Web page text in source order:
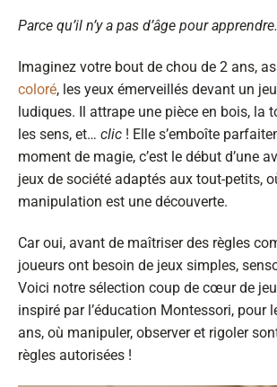
Parce qu’il n’y a pas d’âge pour
Imaginez votre bout de chou de 2 ans,
coloré, les yeux émerveillés devant un
ludiques. Il attrape une pièce en bois, la
les sens, et… clic ! Elle s’emboîte
moment de magie, c’est le début d’une
jeux de société adaptés aux tout-petits,
manipulation est une découverte.
Car oui, avant de maîtriser des règles
joueurs ont besoin de jeux simples,
Voici notre sélection coup de cœur de
inspiré par l’éducation Montessori, pour
ans, où manipuler, observer et rigoler
règles autorisées !